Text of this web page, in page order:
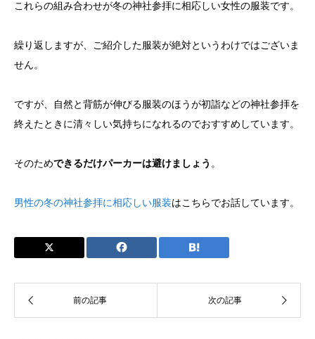
これらの組み合わせが冬の神社参拝に相応しい女性の服装です。
繰り返しますが、ご紹介した服装が絶対というわけではございま
せん。
ですが、自然と背筋が伸びる服装のほうが初詣などの神社参拝を
終えたときに清々しい気持ちになれるのでおすすめしています。
そのためできるだけパーカーは避けましょう 。
男性の冬の神社参拝に相応しい服装はこちらでお話しています。